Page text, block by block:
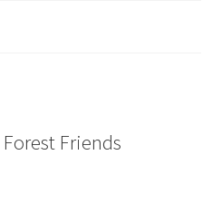
Friends